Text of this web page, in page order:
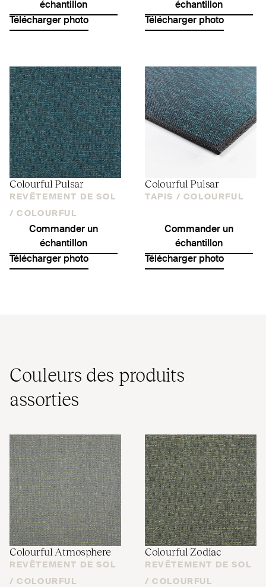
échantillon
Télécharger photo
échantillon
Télécharger photo
Colourful Pulsar
REVÊTEMENT DE SOL
/ COLOURFUL
Commander un
échantillon
Télécharger photo
Colourful Pulsar
TAPIS / COLOURFUL
Commander un
échantillon
Télécharger photo
Couleurs des produits
assorties
Colourful Atmosphere
REVÊTEMENT DE SOL
/ COLOURFUL
Colourful Zodiac
REVÊTEMENT DE SOL
/ COLOURFUL